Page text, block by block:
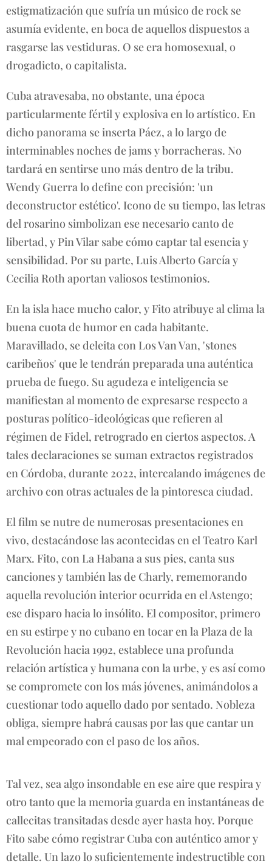
estigmatización que sufría un músico de rock se
asumía evidente, en boca de aquellos dispuestos a
rasgarse las vestiduras. O se era homosexual, o
drogadicto, o capitalista.
Cuba atravesaba, no obstante, una época
particularmente fértil y explosiva en lo artístico. En
dicho panorama se inserta Páez, a lo largo de
interminables noches de jams y borracheras. No
tardará en sentirse uno más dentro de la tribu.
Wendy Guerra lo define con precisión: 'un
deconstructor estético'. Icono de su tiempo, las letras
del rosarino simbolizan ese necesario canto de
libertad, y Pin Vilar sabe cómo captar tal esencia y
sensibilidad. Por su parte, Luis Alberto García y
Cecilia Roth aportan valiosos testimonios.
En la isla hace mucho calor, y Fito atribuye al clima la
buena cuota de humor en cada habitante.
Maravillado, se deleita con Los Van Van, 'stones
caribeños' que le tendrán preparada una auténtica
prueba de fuego. Su agudeza e inteligencia se
manifiestan al momento de expresarse respecto a
posturas político-ideológicas que refieren al
régimen de Fidel, retrogrado en ciertos aspectos. A
tales declaraciones se suman extractos registrados
en Córdoba, durante 2022, intercalando imágenes de
archivo con otras actuales de la pintoresca ciudad.
El film se nutre de numerosas presentaciones en
vivo, destacándose las acontecidas en el Teatro Karl
Marx. Fito, con La Habana a sus pies, canta sus
canciones y también las de Charly, rememorando
aquella revolución interior ocurrida en el Astengo;
ese disparo hacia lo insólito. El compositor, primero
en su estirpe y no cubano en tocar en la Plaza de la
Revolución hacia 1992, establece una profunda
relación artística y humana con la urbe, y es así como
se compromete con los más jóvenes, animándolos a
cuestionar todo aquello dado por sentado. Nobleza
obliga, siempre habrá causas por las que cantar un
mal empeorado con el paso de los años.
Tal vez, sea algo insondable en ese aire que respira y
otro tanto que la memoria guarda en instantáneas de
callecitas transitadas desde ayer hasta hoy. Porque
Fito sabe cómo registrar Cuba con auténtico amor y
detalle. Un lazo lo suficientemente indestructible con